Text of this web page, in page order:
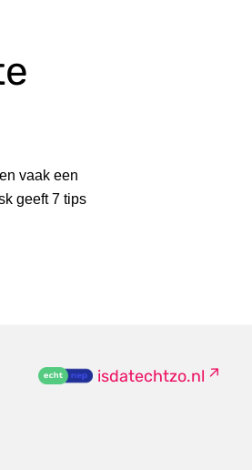
vaak een
geeft 7 tips
isdatechtzo.nl